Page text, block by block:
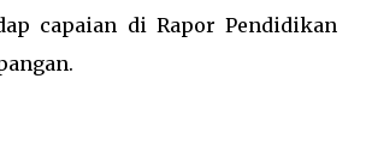
capaian di Rapor Pendidikan